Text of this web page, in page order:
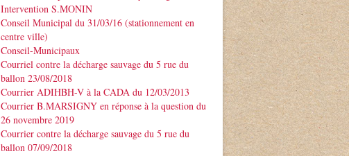
Intervention S.MONIN
Conseil Municipal du 31/03/16 (stationnement en
centre ville)
Conseil-Municipaux
Courriel contre la décharge sauvage du 5 rue du
ballon 23/08/2018
Courrier ADIHBH-V à la CADA du 12/03/2013
Courrier B.MARSIGNY en réponse à la question du
26 novembre 2019
Courrier contre la décharge sauvage du 5 rue du
ballon 07/09/2018